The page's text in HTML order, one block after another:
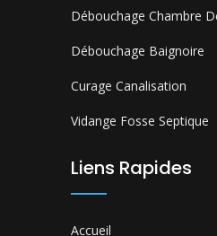
Débouchage Chambre
Débouchage Baignoire
Curage Canalisation
Vidange Fosse Septique
Liens Rapides
Accueil